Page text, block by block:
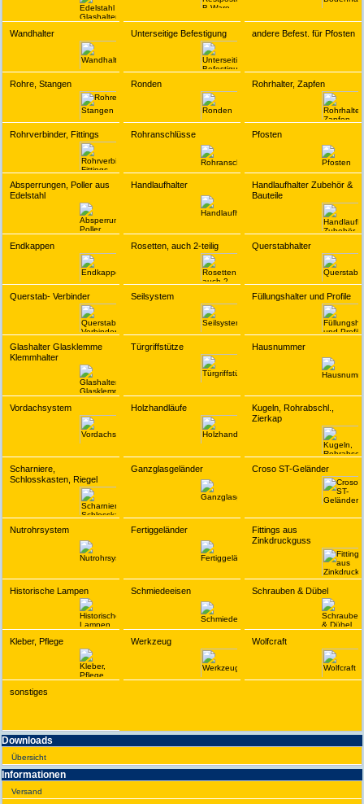
Wandhalter Unterseitige Befestigung andere Befest. für Pfosten
Rohre, Stangen Ronden Rohrhalter, Zapfen
Rohrverbinder, Fittings Rohranschlüsse Pfosten
Absperrungen, Poller aus
Edelstahl
Handlaufhalter
Handlaufhalter Zubehör &
Bauteile
Endkappen Rosetten, auch 2-teilig Querstabhalter
Querstab- Verbinder Seilsystem Füllungshalter und Profile
Glashalter Glasklemme
Klemmhalter
Türgriffstütze Hausnummer
Vordachsystem Holzhandläufe
Kugeln, Rohrabschl.,
Zierkap
Scharniere,
Schlosskasten, Riegel
Ganzglasgeländer Croso ST-Geländer
Nutrohrsystem Fertiggeländer
Fittings aus
Zinkdruckguss
Historische Lampen Schmiedeeisen Schrauben & Dübel
Kleber, Pflege Werkzeug Wolfcraft
sonstiges
Downloads
Übersicht
Infor­ma­tionen
Versand